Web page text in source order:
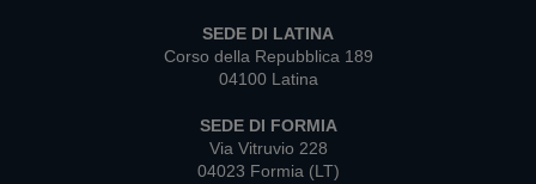
SEDE DI LATINA
Corso della Repubblica 189
04100 Latina
SEDE DI FORMIA
Via Vitruvio 228
04023 Formia (LT)